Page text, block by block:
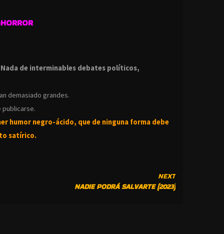
Nada de interminables debates políticos,
demasiado grandes.
publicarse.
humor negro-ácido, que de ninguna forma debe
satírico.
NEXT
NADIE PODRÁ SALVARTE (2023)